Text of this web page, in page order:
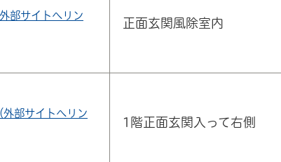
部サイトへリン
正面玄関風除室内
外部サイトへリン
1階正面玄関入って右側